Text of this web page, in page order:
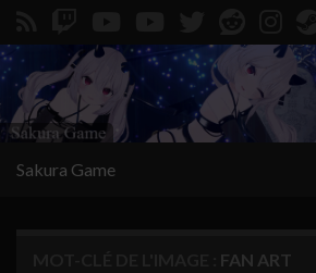
Search for:
Sakura Game
FAN ART